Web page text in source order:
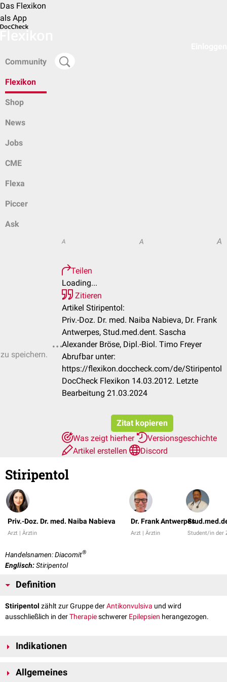
Das Flexikon
als App
Community
Flexikon
Shop
News
Jobs
CME
Flexa
Piccer
Ask
speichern.
A A A
Teilen
Loading...
Zitieren
Artikel Stiripentol:
Priv.-Doz. Dr. med. Naiba Nabieva, Dr. Frank
Antwerpes, Stud.med.dent. Sascha
Alexander Bröse, Dipl.-Biol. Timo Freyer
Abrufbar unter:
https://flexikon.doccheck.com/de/Stiripentol
DocCheck Flexikon 14.03.2012. Letzte
Bearbeitung 21.03.2024
Zitat kopieren
Was zeigt hierher
Versionsgeschichte
Artikel erstellen
Discord
Stiripentol
Priv.-Doz. Dr. med. Naiba Nabieva
Arzt | Ärztin
Dr. Frank Antwerpes
Arzt | Ärztin Student/in der
Handelsnamen: Diacomit®
Englisch:Stiripentol
Definition
Stiripentol zählt zur Gruppe derAntikonvulsiva und wird
ausschließlich in derTherapieschwerer Epilepsien herangezogen.
Indikationen
Verschreibung von Stiripentol stellt das
Allgemeines